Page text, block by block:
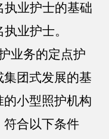
执业护士的基础
业护士。
业务的定点护
团式发展的基
小型照护机构
符合以下条件